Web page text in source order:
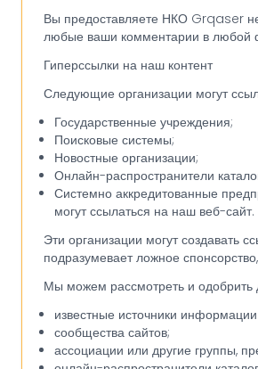
Вы предоставляете НКО Grqaser
любые ваши комментарии в любой
Гиперссылки на наш контент
Следующие организации могут
Государственные учреждения;
Поисковые системы;
Новостные организации;
Онлайн-распространители
Системно аккредитованные
могут ссылаться на наш веб-сайт.
Эти организации могут создавать
подразумевает ложное
Мы можем рассмотреть и одобрить
известные источники
сообщества сайтов;
ассоциации или другие группы,